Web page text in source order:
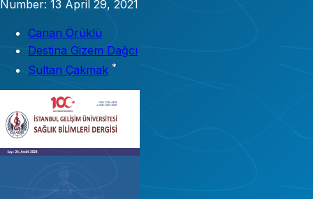
Number: 13 April 29, 2021
Canan Örüklü
Destina Gizem Dağcı
Sultan Çakmak *